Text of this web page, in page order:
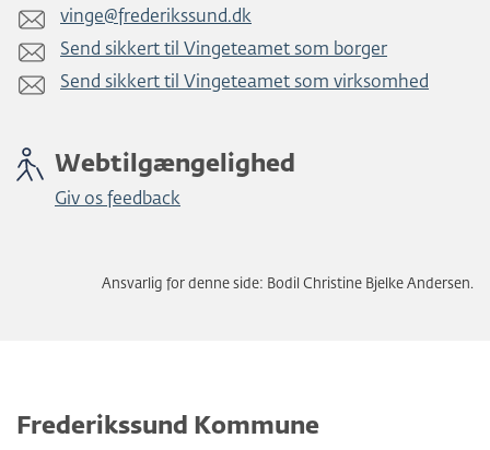
vinge@frederikssund.dk
Send sikkert til Vingeteamet som borger
Send sikkert til Vingeteamet som virksomhed
Webtilgængelighed
Giv os feedback
Ansvarlig for denne side: Bodil Christine Bjelke Andersen.
Frederikssund Kommune